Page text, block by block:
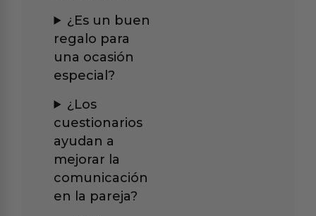
¿Es un buen
regalo para
una ocasión
especial?
¿Los
cuestionarios
ayudan a
mejorar la
comunicación
en la pareja?